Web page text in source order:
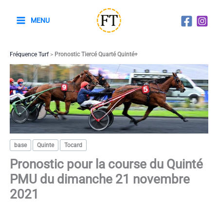
MENU
Fréquence Turf> Pronostic Tiercé Quarté Quinté+
base Quinte Tocard
Pronostic pour la course du Quinté
PMU du dimanche 21 novembre
2021